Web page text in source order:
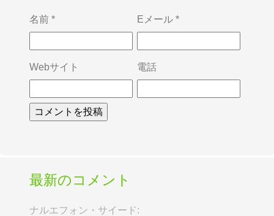
名前 * Eメール *
Webサイト 電話
最新のコメント
ナルエフォン・サイード: